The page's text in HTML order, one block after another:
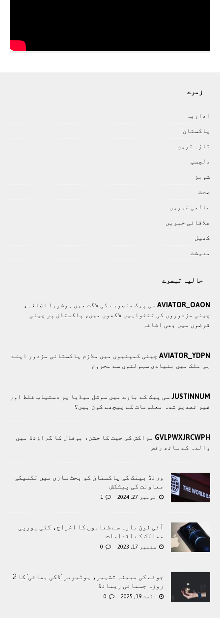
زمرے
اداريہ
پاکستان
تازہ ترين
دلچسپ
شوبز
صحت
عالمی خبريں
علاقائی خبريں
کھيل
معيشت
حالیہ تبصرے
AVIATOR_OAON سی پيک منصوبے کی لاگت ميں ہوشربا اضافہ،
چينی مزدوروں کی تنخواہيں لاکھوں ميں، پاکستان پر چینی
قرضوں ميں بھی اضافہ
AVIATOR_YDPN چينی کمپنيوں ميں ملازم پاکستانی مزدور اپنے
ہی ملک ميں بنيادی سہولتوں سے محروم
JUSTINNUM سی پیک کے بارے میں سوشل میڈیا پر دستیاب غلط اور
غیر تصدیق شدہ معلومات کے پیچھے کون ہیں؟
GVLPWXJRCWPH مراکش کی جیت کا جشن، بوفال کا گراؤنڈ میں
والدہ کے ساتھ رقص
ورلڈ بینک کی پاکستان کو بجٹ سازی میں تکنیکی
معاونت کی پیشکش
نومبر 27, 2024 1
آئی فون بارہ سے شعاعوں کا اخراج، کئی یورپی
ممالک کے اقدامات
ستمبر 17, 2023 0
جوئے کی مبینہ تشہیر، یوٹیوبر ’ڈکی بھائی‘ کا 2
روزہ جسمانی ریمانڈ
اگست 19, 2025 0